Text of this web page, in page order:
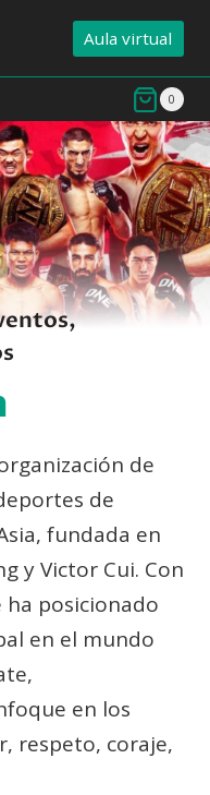
Aula virtual
0
de
de
fundada en
y Victor Cui. Con
ha posicionado
en el mundo
en los
respeto, coraje,